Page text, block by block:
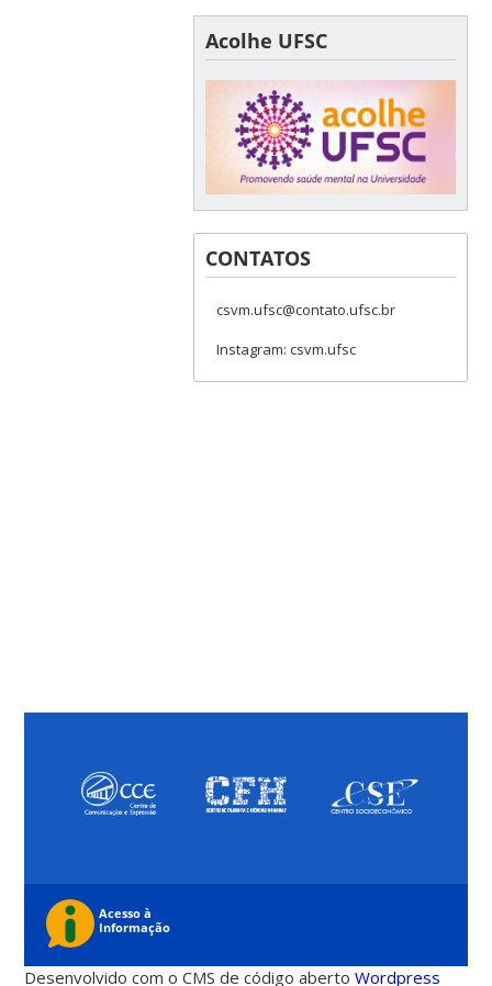
Acolhe UFSC
CONTATOS
csvm.ufsc@contato.ufsc.br
Instagram: csvm.ufsc
Desenvolvido com o CMS de código abertoWordpress